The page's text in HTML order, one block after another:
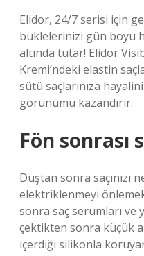
Elidor, 24/7 serisi için
buklelerinizi gün boyu
altında tutar! Elidor
Kremi’ndeki elastin
sütü saçlarınıza
görünümü kazandırır.
Fön sonrası
Duştan sonra saçınızı
elektriklenmeyi
sonra saç serumları ve
çektikten sonra küçük
içerdiği silikonla